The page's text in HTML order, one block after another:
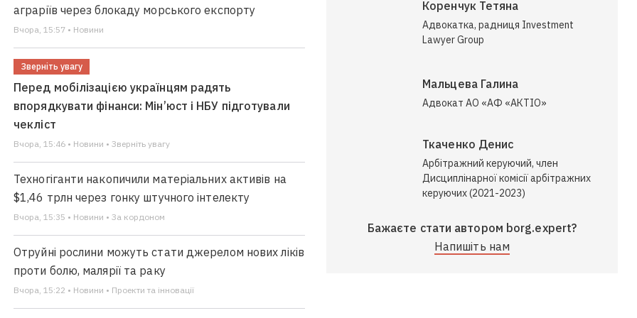
аграріїв через блокаду морського експорту
Вчора, 15:57 • Новини
Зверніть увагу
Перед мобілізацією українцям радять
впорядкувати фінанси: Мін’юст і НБУ підготували
чекліст
Вчора, 15:46 • Новини • Зверніть увагу
Техногіганти накопичили матеріальних активів на
$1,46 трлн через гонку штучного інтелекту
Вчора, 15:35 • Новини • За кордоном
Отруйні рослини можуть стати джерелом нових ліків
проти болю, малярії та раку
Вчора, 15:22 • Новини • Проекти та інновації
Коренчук Тетяна
Адвокатка, радниця Investment
Lawyer Group
Мальцева Галина
Адвокат АО «АФ «АКТІО»
Ткаченко Денис
Арбітражний керуючий, член
Дисциплінарної комісії арбітражних
керуючих (2021-2023)
Бажаєте стати автором borg.expert?
Напишіть нам